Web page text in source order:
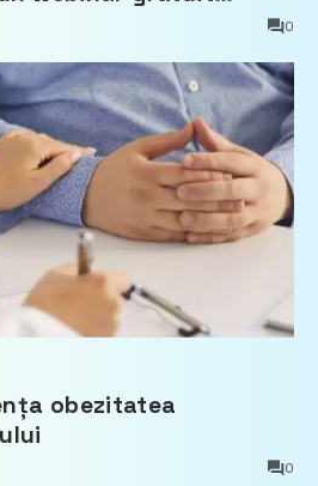
pe bunurile
0
obezitatea
0